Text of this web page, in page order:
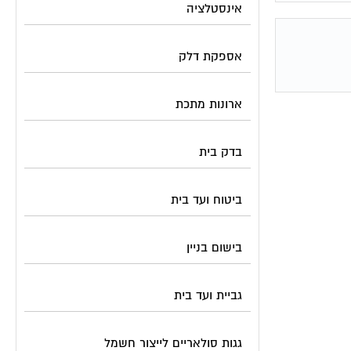
אינסטלציה
אספקת דלק
ארונות מתכת
בדק בית
ביטוח ועד בית
בישום בניין
גביית ועד בית
גגות סולאריים לייצור חשמל